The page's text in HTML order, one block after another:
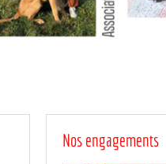
Nos engagements